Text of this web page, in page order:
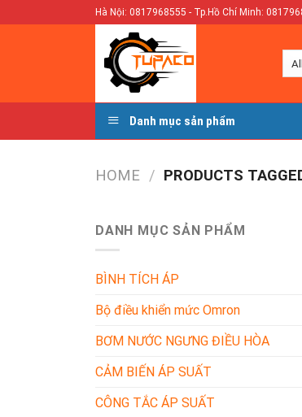
to
Hà Nội: 0817968555 - Tp.Hồ Chí Minh:
Danh mục sản phẩm
HOME / PRODUCTS
DANH MỤC SẢN PHẨM
BÌNH TÍCH ÁP
Bộ điều khiển mức Omron
BƠM NƯỚC NGƯNG ĐIỀU HÒA
CẢM BIẾN ÁP SUẤT
CÔNG TẮC ÁP SUẤT